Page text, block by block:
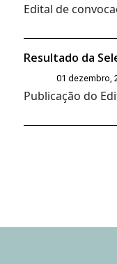
Edital de
Resultado da
01 dezembro,
Publicação do